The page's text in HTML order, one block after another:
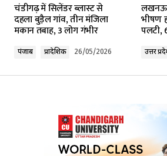
Required fields are marked*
Your Name*
Your E-mail*
चंडीगढ़ में सिलेंडर ब्लास्ट से
दहला बुड़ैल गांव, तीन मंजिला
मकान तबाह, 3 लोग गंभीर
पंजाब प्रादेशिक 26/05/2026
लखनऊ
भीषण
पलटी,
उत्तर